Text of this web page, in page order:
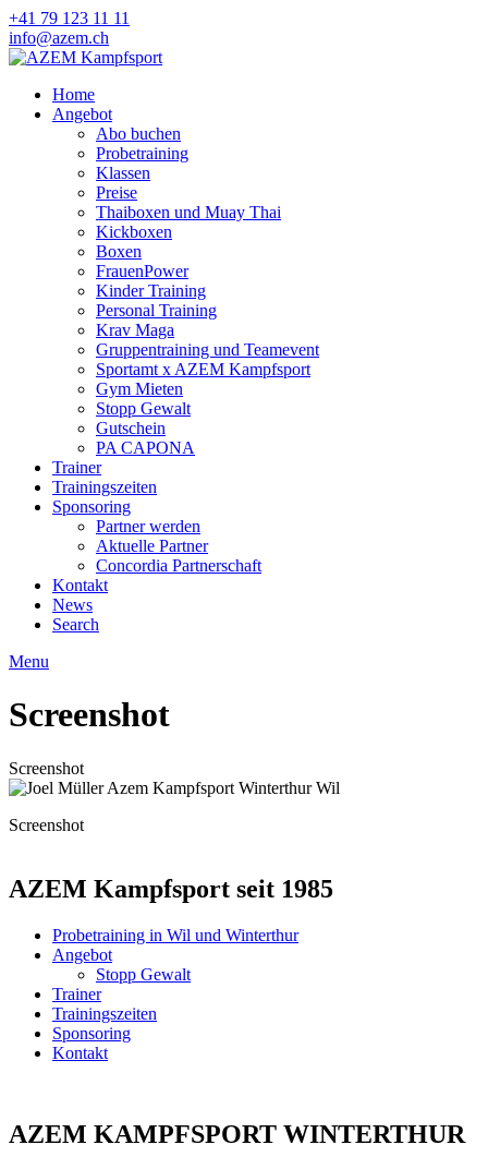
+41 79 123 11 11
info@azem.ch
Home
Angebot
Abo buchen
Probetraining
Klassen
Preise
Thaiboxen und Muay Thai
Kickboxen
Boxen
FrauenPower
Kinder Training
Personal Training
Krav Maga
Gruppentraining und Teamevent
Sportamt x AZEM Kampfsport
Gym Mieten
Stopp Gewalt
Gutschein
PA CAPONA
Trainer
Trainingszeiten
Sponsoring
Partner werden
Aktuelle Partner
Concordia Partnerschaft
Kontakt
News
Search
Menu
Screenshot
Screenshot
Screenshot
AZEM Kampfsport seit 1985
Probetraining in Wil und Winterthur
Angebot
Stopp Gewalt
Trainer
Trainingszeiten
Sponsoring
Kontakt
AZEM KAMPFSPORT WINTERTHUR